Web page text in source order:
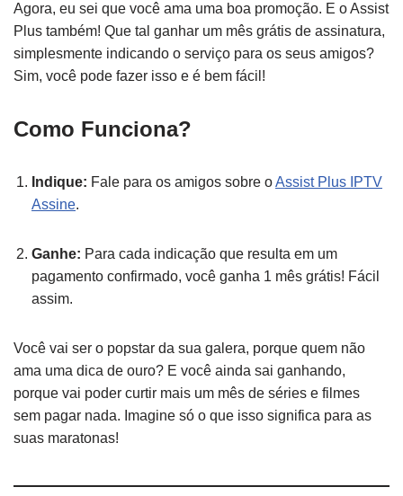
Agora, eu sei que você ama uma boa promoção. E o Assist
Plus também! Que tal ganhar um mês grátis de assinatura,
simplesmente indicando o serviço para os seus amigos?
Sim, você pode fazer isso e é bem fácil!
Como Funciona?
Indique: Fale para os amigos sobre oAssist Plus IPTV
Assine.
Ganhe: Para cada indicação que resulta em um
pagamento confirmado, você ganha 1 mês grátis! Fácil
assim.
Você vai ser o popstar da sua galera, porque quem não
ama uma dica de ouro? E você ainda sai ganhando,
porque vai poder curtir mais um mês de séries e filmes
sem pagar nada. Imagine só o que isso significa para as
suas maratonas!